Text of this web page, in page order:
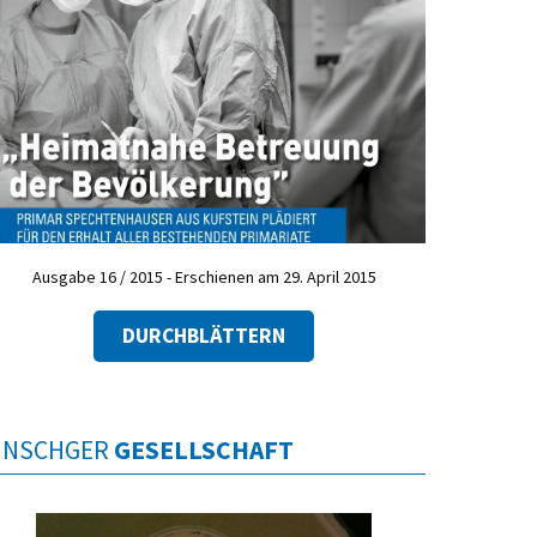
Ausgabe 16 / 2015 - Erschienen am 29. April 2015
DURCHBLÄTTERN
GESELLSCHAFT